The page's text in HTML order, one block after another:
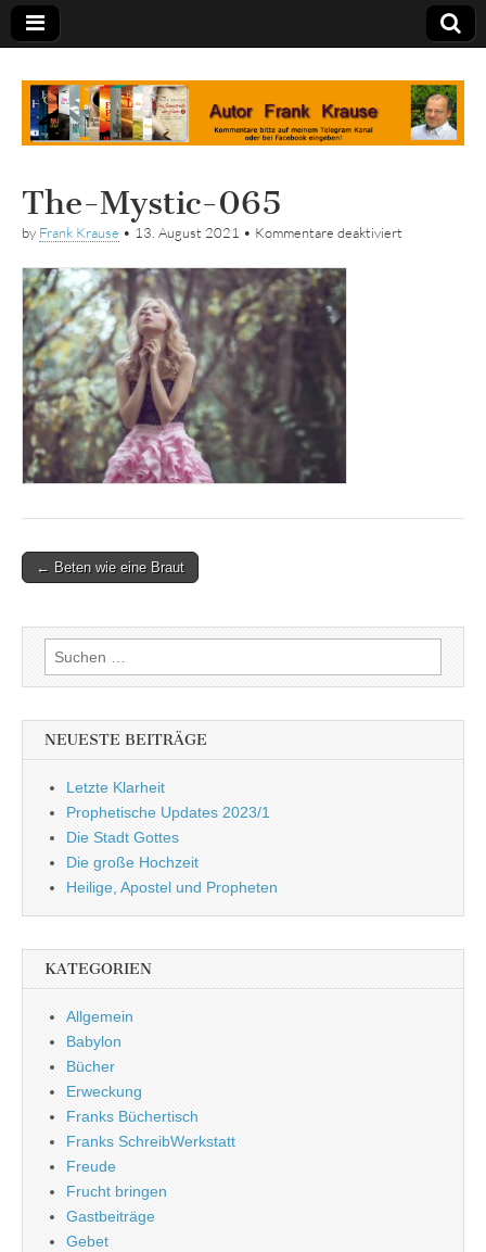
Tagebuch
The-Mystic-065
by Frank Krause • 13. August 2021 • Kommentare deaktiviert
Post
← Beten wie eine Braut
Suchen
nach:
NEUESTE BEITRÄGE
Letzte Klarheit
Prophetische Updates 2023/1
Die Stadt Gottes
Die große Hochzeit
Heilige, Apostel und Propheten
KATEGORIEN
Allgemein
Babylon
Bücher
Erweckung
Franks Büchertisch
Franks SchreibWerkstatt
Freude
Frucht bringen
Gastbeiträge
Gebet